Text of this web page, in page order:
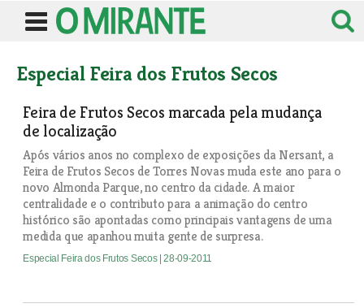
Especial Feira dos Frutos Secos
Feira de Frutos Secos marcada pela mudança
de localização
Após vários anos no complexo de exposições da Nersant, a
Feira de Frutos Secos de Torres Novas muda este ano para o
novo Almonda Parque, no centro da cidade. A maior
centralidade e o contributo para a animação do centro
histórico são apontadas como principais vantagens de uma
medida que apanhou muita gente de surpresa.
Especial Feira dos Frutos Secos | 28-09-2011